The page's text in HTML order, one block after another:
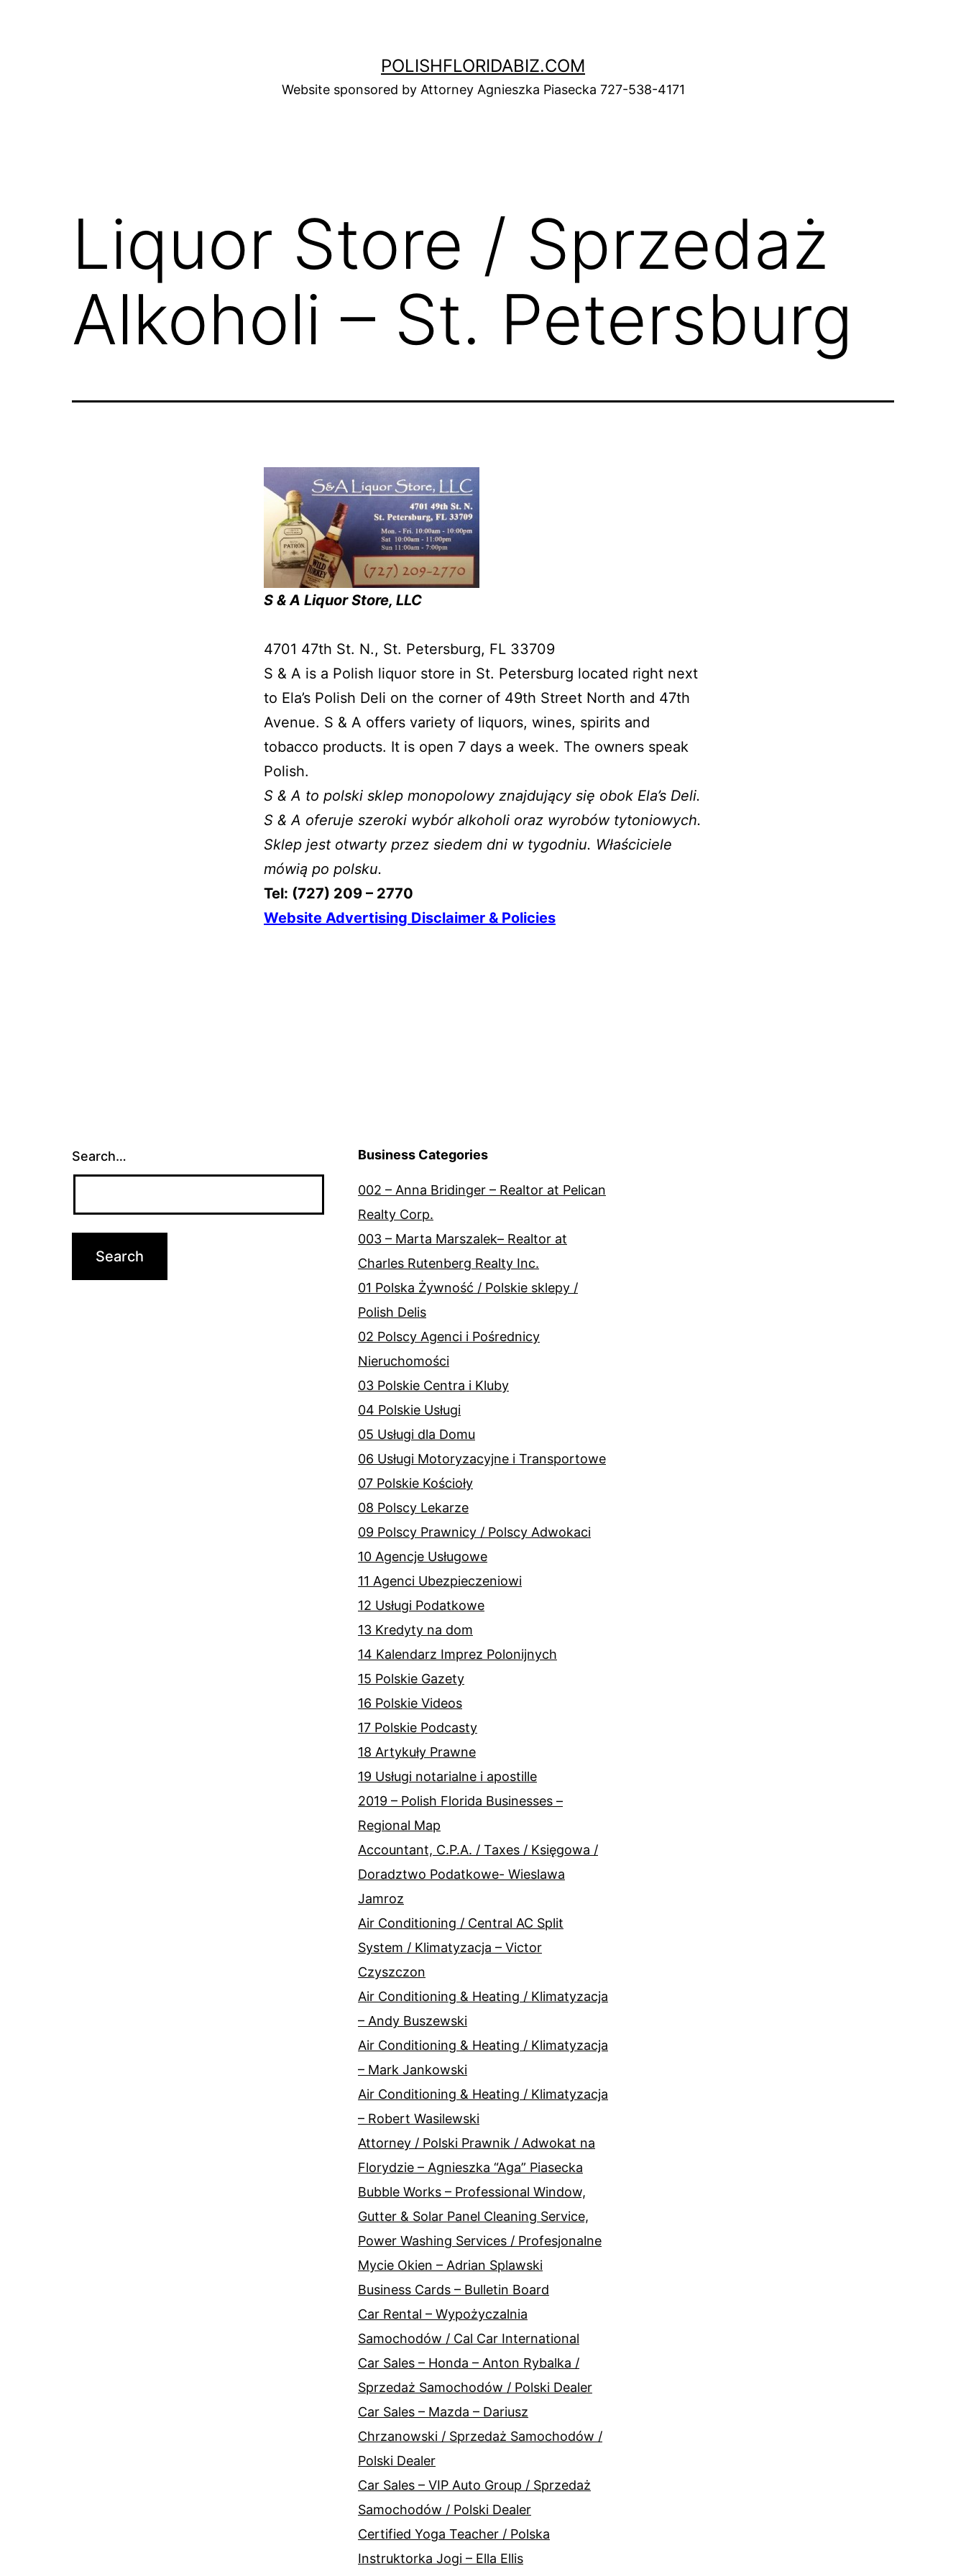
POLISHFLORIDABIZ.COM
Website sponsored by Attorney Agnieszka Piasecka 727-538-4171
Liquor Store / Sprzedaż
Alkoholi – St. Petersburg
S & A Liquor Store, LLC
4701 47th St. N., St. Petersburg, FL 33709
S & A is a Polish liquor store in St. Petersburg located right next
to Ela’s Polish Deli on the corner of 49th Street North and 47th
Avenue. S & A offers variety of liquors, wines, spirits and
tobacco products. It is open 7 days a week. The owners speak
Polish.
S & A to polski sklep monopolowy znajdujący się obok Ela’s Deli.
S & A oferuje szeroki wybór alkoholi oraz wyrobów tytoniowych.
Sklep jest otwarty przez siedem dni w tygodniu. Właściciele
mówią po polsku.
Tel: (727) 209 – 2770
Website Advertising Disclaimer & Policies
Search… Business Categories
002 – Anna Bridinger – Realtor at Pelican
Realty Corp.
003 – Marta Marszalek– Realtor at
Charles Rutenberg Realty Inc.
01 Polska Żywność / Polskie sklepy /
Polish Delis
02 Polscy Agenci i Pośrednicy
Nieruchomości
03 Polskie Centra i Kluby
04 Polskie Usługi
05 Usługi dla Domu
06 Usługi Motoryzacyjne i Transportowe
07 Polskie Kościoły
08 Polscy Lekarze
09 Polscy Prawnicy / Polscy Adwokaci
10 Agencje Usługowe
11 Agenci Ubezpieczeniowi
12 Usługi Podatkowe
13 Kredyty na dom
14 Kalendarz Imprez Polonijnych
15 Polskie Gazety
16 Polskie Videos
17 Polskie Podcasty
18 Artykuły Prawne
19 Usługi notarialne i apostille
2019 – Polish Florida Businesses –
Regional Map
Accountant, C.P.A. / Taxes / Księgowa /
Doradztwo Podatkowe- Wieslawa
Jamroz
Air Conditioning / Central AC Split
System / Klimatyzacja – Victor
Czyszczon
Air Conditioning & Heating / Klimatyzacja
– Andy Buszewski
Air Conditioning & Heating / Klimatyzacja
– Mark Jankowski
Air Conditioning & Heating / Klimatyzacja
– Robert Wasilewski
Attorney / Polski Prawnik / Adwokat na
Florydzie – Agnieszka “Aga” Piasecka
Bubble Works – Professional Window,
Gutter & Solar Panel Cleaning Service,
Power Washing Services / Profesjonalne
Mycie Okien – Adrian Splawski
Business Cards – Bulletin Board
Car Rental – Wypożyczalnia
Samochodów / Cal Car International
Car Sales – Honda – Anton Rybalka /
Sprzedaż Samochodów / Polski Dealer
Car Sales – Mazda – Dariusz
Chrzanowski / Sprzedaż Samochodów /
Polski Dealer
Car Sales – VIP Auto Group / Sprzedaż
Samochodów / Polski Dealer
Certified Yoga Teacher / Polska
Instruktorka Jogi – Ella Ellis